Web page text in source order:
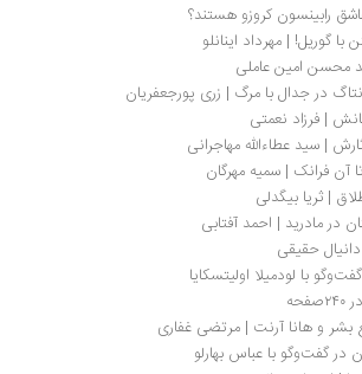
کروزو هستند؟
| مهرداد اینانلو
امین عاملی
جدال با مرگ | زری پورجعفریان
نعمتی
عطاءالله مهاجرانی
| سمیه مهرگان
بیگدلی
| احمد آفتابی
حقیقی
لودمیلا اولیتسکایا
هانا آرنت | مرتضی غفاری
با عباس بهارلو